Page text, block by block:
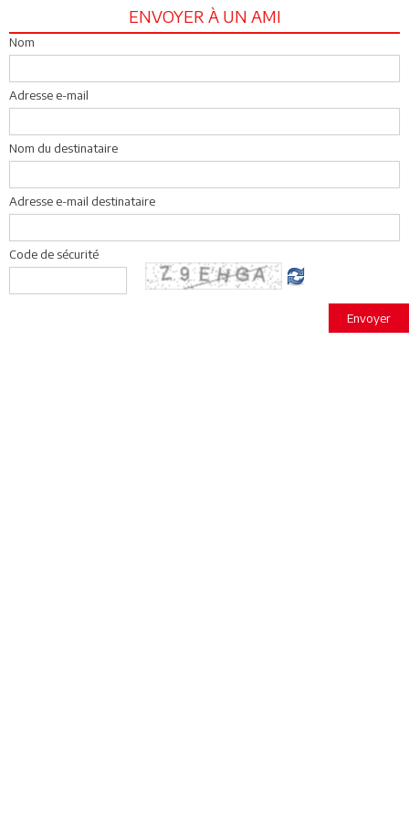
ENVOYER À UN AMI
Nom
Adresse e-mail
Nom du destinataire
Adresse e-mail destinataire
Code de sécurité
Envoyer